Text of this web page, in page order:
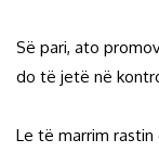
Së pari, ato
do të jetë në
Le të marrim